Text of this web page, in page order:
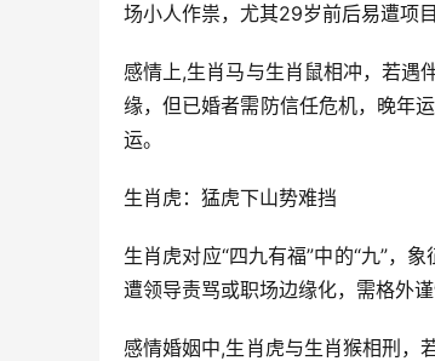
场小人作祟，尤其29岁前后易遭项
感情上,生肖马与生肖鼠相冲，若遇
缘，但已婚者需防信任危机，晚年
运。
生肖虎：猛虎下山势难挡
生肖虎对应“四九有福”中的“九”，
遭领导责骂或职场边缘化，需格外
感情婚姻中,生肖虎与生肖猴相刑，